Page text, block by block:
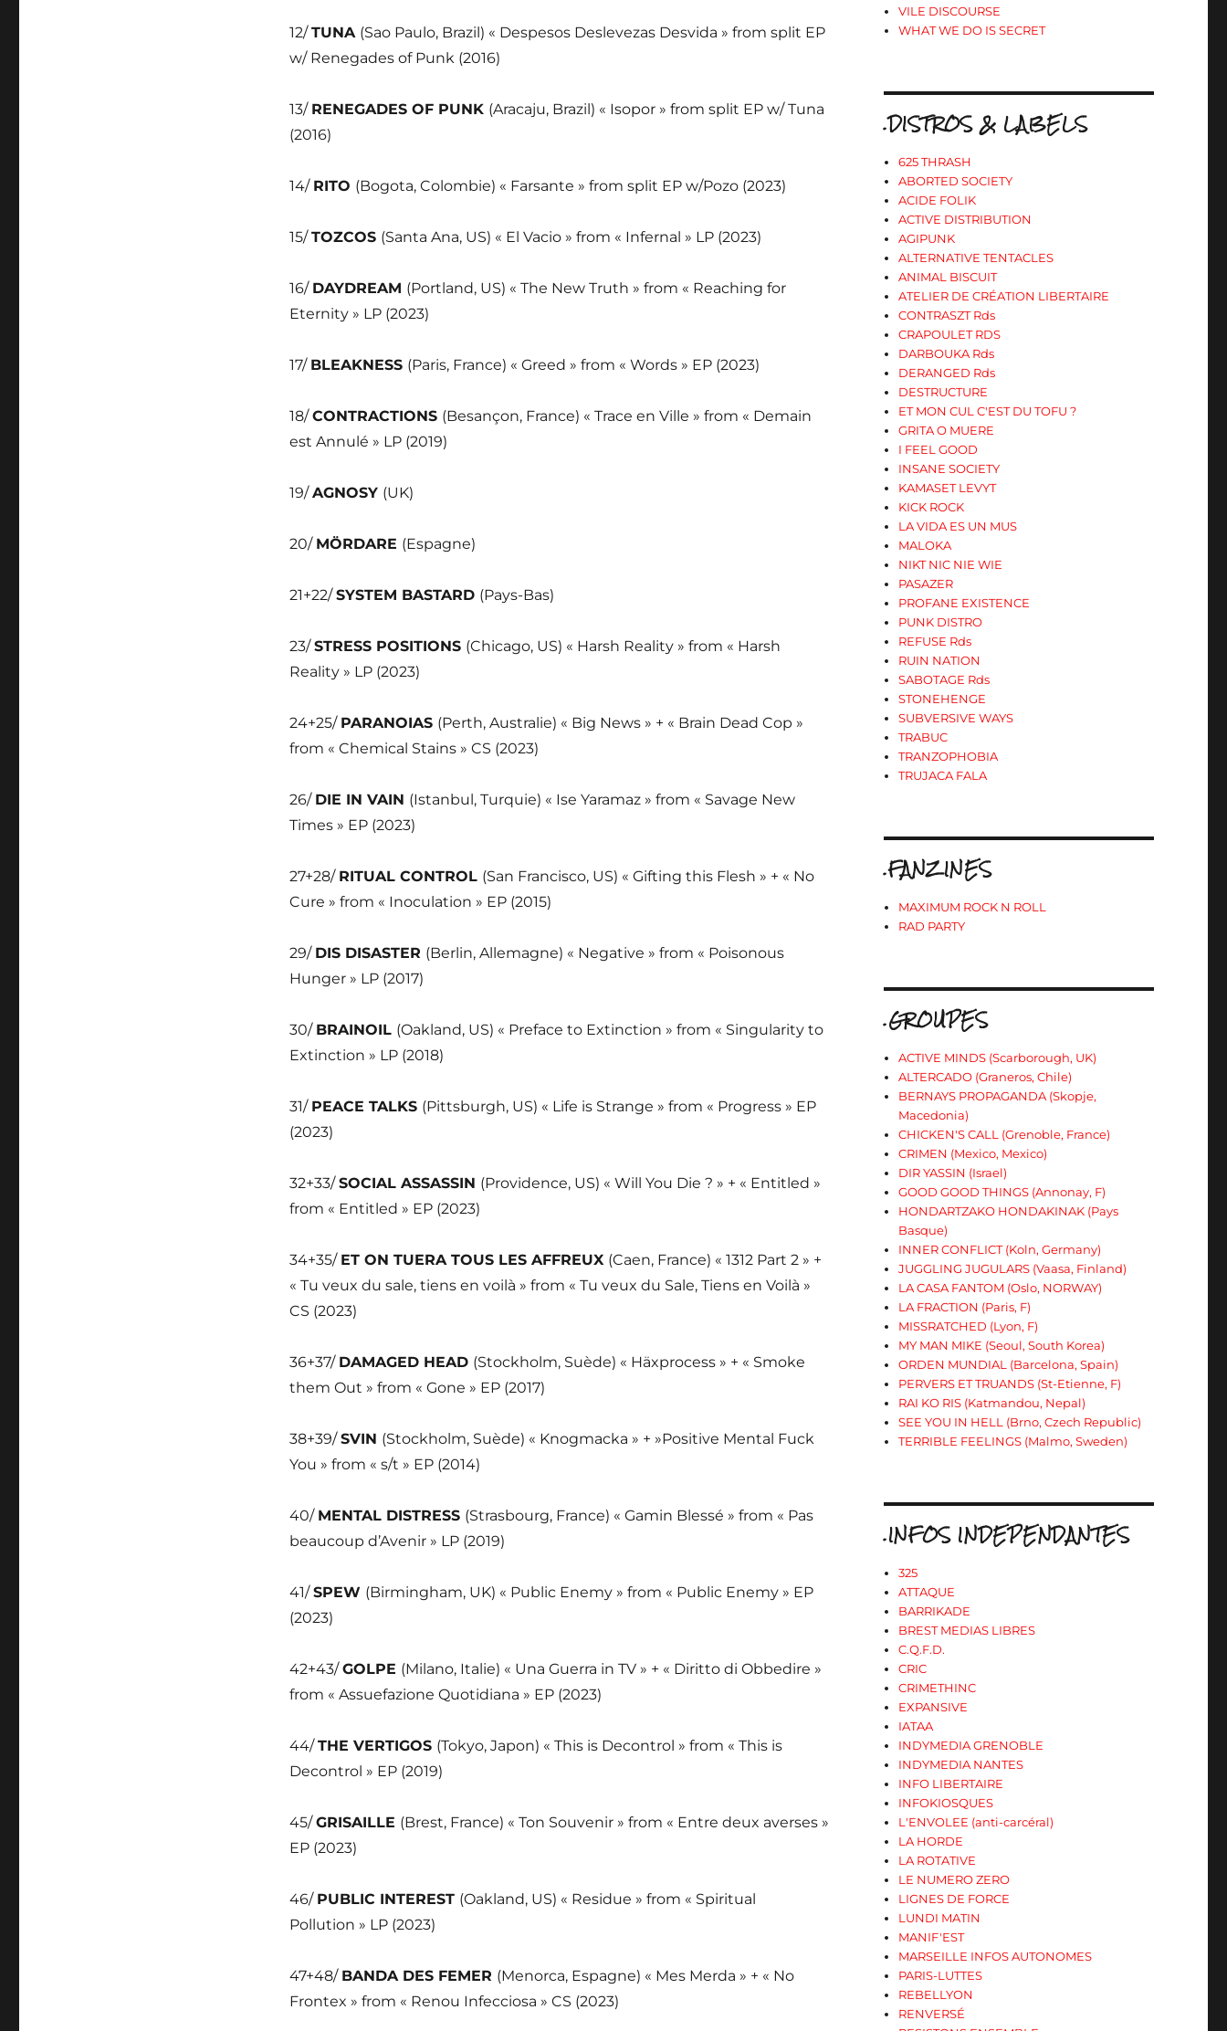
12/TUNA (Sao Paulo, Brazil) « Despesos Deslevezas Desvida » from split EP
w/ Renegades of Punk (2016)
13/ RENEGADES OF PUNK (Aracaju, Brazil) « Isopor » from split EP w/ Tuna
(2016)
14/ RITO (Bogota, Colombie) « Farsante » from split EP w/Pozo (2023)
15/TOZCOS (Santa Ana, US) « El Vacio » from « Infernal » LP (2023)
16/ DAYDREAM (Portland, US) « The New Truth » from « Reaching for
Eternity » LP (2023)
17/ BLEAKNESS (Paris, France) « Greed » from « Words » EP (2023)
18/CONTRACTIONS (Besançon, France) « Trace en Ville » from « Demain
est Annulé » LP (2019)
19/AGNOSY (UK)
20/ MÖRDARE (Espagne)
21+22/SYSTEM BASTARD (Pays-Bas)
23/STRESS POSITIONS (Chicago, US) « Harsh Reality » from « Harsh
Reality » LP (2023)
24+25/ PARANOIAS (Perth, Australie) « Big News » + « Brain Dead Cop »
from « Chemical Stains » CS (2023)
26/ DIE IN VAIN (Istanbul, Turquie) « Ise Yaramaz » from « Savage New
Times » EP (2023)
27+28/ RITUAL CONTROL (San Francisco, US) « Gifting this Flesh » + « No
Cure » from « Inoculation » EP (2015)
29/ DIS DISASTER (Berlin, Allemagne) « Negative » from « Poisonous
Hunger » LP (2017)
30/ BRAINOIL (Oakland, US) « Preface to Extinction » from « Singularity to
Extinction » LP (2018)
31/ PEACE TALKS (Pittsburgh, US) « Life is Strange » from « Progress » EP
(2023)
32+33/SOCIAL ASSASSIN (Providence, US) « Will You Die ? » + « Entitled »
from « Entitled » EP (2023)
34+35/ ET ON TUERA TOUS LES AFFREUX (Caen, France) « 1312 Part 2 » +
« Tu veux du sale, tiens en voilà » from « Tu veux du Sale, Tiens en Voilà »
CS (2023)
36+37/ DAMAGED HEAD (Stockholm, Suède) « Häxprocess » + « Smoke
them Out » from « Gone » EP (2017)
38+39/SVIN (Stockholm, Suède) « Knogmacka » + »Positive Mental Fuck
You » from « s/t » EP (2014)
40/ MENTAL DISTRESS (Strasbourg, France) « Gamin Blessé » from « Pas
beaucoup d’Avenir » LP (2019)
41/SPEW (Birmingham, UK) « Public Enemy » from « Public Enemy » EP
(2023)
42+43/GOLPE (Milano, Italie) « Una Guerra in TV » + « Diritto di Obbedire »
from « Assuefazione Quotidiana » EP (2023)
44/THE VERTIGOS (Tokyo, Japon) « This is Decontrol » from « This is
Decontrol » EP (2019)
45/GRISAILLE (Brest, France) « Ton Souvenir » from « Entre deux averses »
EP (2023)
46/ PUBLIC INTEREST (Oakland, US) « Residue » from « Spiritual
Pollution » LP (2023)
47+48/ BANDA DES FEMER (Menorca, Espagne) « Mes Merda » + « No
Frontex » from « Renou Infecciosa » CS (2023)
VILE DISCOURSE
WHAT WE DO IS SECRET
.DISTROS & LABELS
625 THRASH
ABORTED SOCIETY
ACIDE FOLIK
ACTIVE DISTRIBUTION
AGIPUNK
ALTERNATIVE TENTACLES
ANIMAL BISCUIT
ATELIER DE CRÉATION LIBERTAIRE
CONTRASZT Rds
CRAPOULET RDS
DARBOUKA Rds
DERANGED Rds
DESTRUCTURE
ET MON CUL C'EST DU TOFU ?
GRITA O MUERE
I FEEL GOOD
INSANE SOCIETY
KAMASET LEVYT
KICK ROCK
LA VIDA ES UN MUS
MALOKA
NIKT NIC NIE WIE
PASAZER
PROFANE EXISTENCE
PUNK DISTRO
REFUSE Rds
RUIN NATION
SABOTAGE Rds
STONEHENGE
SUBVERSIVE WAYS
TRABUC
TRANZOPHOBIA
TRUJACA FALA
.FANZINES
MAXIMUM ROCK N ROLL
RAD PARTY
.GROUPES
ACTIVE MINDS (Scarborough, UK)
ALTERCADO (Graneros, Chile)
BERNAYS PROPAGANDA (Skopje,
Macedonia)
CHICKEN'S CALL (Grenoble, France)
CRIMEN (Mexico, Mexico)
DIR YASSIN (Israel)
GOOD GOOD THINGS (Annonay, F)
HONDARTZAKO HONDAKINAK (Pays
Basque)
INNER CONFLICT (Koln, Germany)
JUGGLING JUGULARS (Vaasa, Finland)
LA CASA FANTOM (Oslo, NORWAY)
LA FRACTION (Paris, F)
MISSRATCHED (Lyon, F)
MY MAN MIKE (Seoul, South Korea)
ORDEN MUNDIAL (Barcelona, Spain)
PERVERS ET TRUANDS (St-Etienne, F)
RAI KO RIS (Katmandou, Nepal)
SEE YOU IN HELL (Brno, Czech Republic)
TERRIBLE FEELINGS (Malmo, Sweden)
.INFOS INDEPENDANTES
325
ATTAQUE
BARRIKADE
BREST MEDIAS LIBRES
C.Q.F.D.
CRIC
CRIMETHINC
EXPANSIVE
IATAA
INDYMEDIA GRENOBLE
INDYMEDIA NANTES
INFO LIBERTAIRE
INFOKIOSQUES
L'ENVOLEE (anti-carcéral)
LA HORDE
LA ROTATIVE
LE NUMERO ZERO
LIGNES DE FORCE
LUNDI MATIN
MANIF'EST
MARSEILLE INFOS AUTONOMES
PARIS-LUTTES
REBELLYON
RENVERSÉ